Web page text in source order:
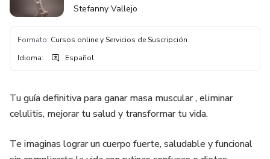
Stefanny Vallejo
Formato: Cursos online y Servicios de Suscripción
Idioma: Español
Tu guía definitiva para ganar masa muscular , eliminar
celulitis, mejorar tu salud y transformar tu vida.
Te imaginas lograr un cuerpo fuerte, saludable y funcional